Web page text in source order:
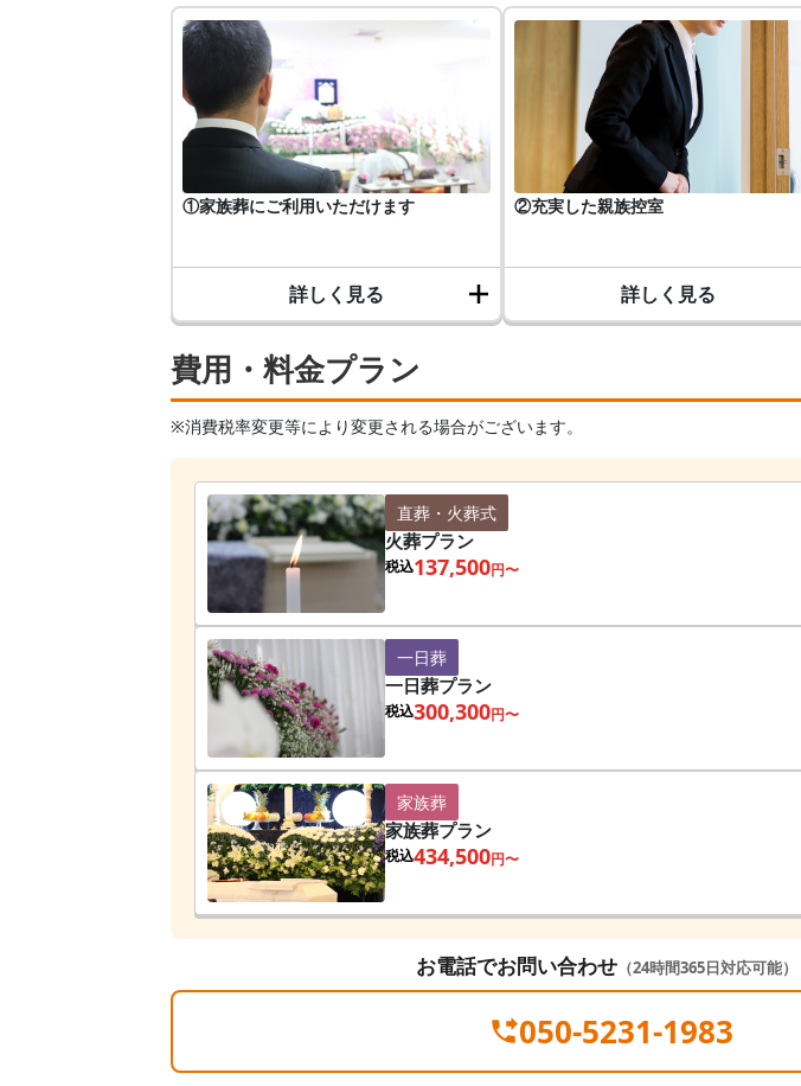
費用・料金プラン
※消費税率変更等により変更される場合がございます。
直葬・火葬式
火葬プラン
税込137,500円〜
一日葬
一日葬プラン
税込300,300円〜
家族葬
家族葬プラン
税込434,500円〜
お電話でお問い合わせ （24時間365日対応可能）
050-5231-1983
①家族葬にご利用いただけます
詳しく見る
②充実した親族控室
詳しく見る